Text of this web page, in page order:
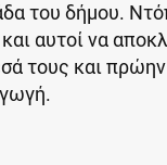
του δήμου.
αυτοί να
τους και